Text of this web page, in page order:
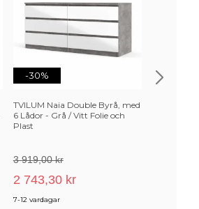
-30%
TVILUM Naia Double Byrå, med
6 Lådor - Grå / Vitt Folie och
Plast
3 919,00 kr
2 743,30 kr
7-12 vardagar